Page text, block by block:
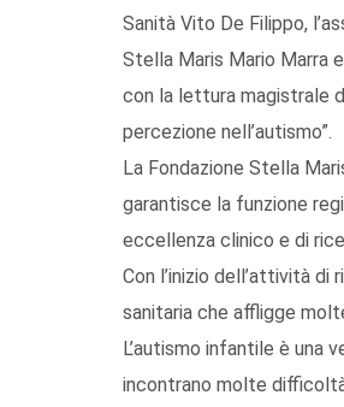
Sanità Vito De Filippo,
Stella Maris Mario Marra
con la lettura magistrale
percezione nell’autismo”.
La Fondazione Stella
garantisce la funzione
eccellenza clinico e di
Con l’inizio dell’attività
sanitaria che affligge
L’autismo infantile è una
incontrano molte